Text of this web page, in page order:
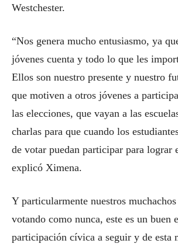
Westchester.
“Nos genera mucho entusiasmo, ya
jóvenes cuenta y todo lo que les
Ellos son nuestro presente y nuestro
que motiven a otros jóvenes a
las elecciones, que vayan a las
charlas para que cuando los
de votar puedan participar para lograr
explicó Ximena.
Y particularmente nuestros
votando como nunca, este es un buen
participación cívica a seguir y de esta